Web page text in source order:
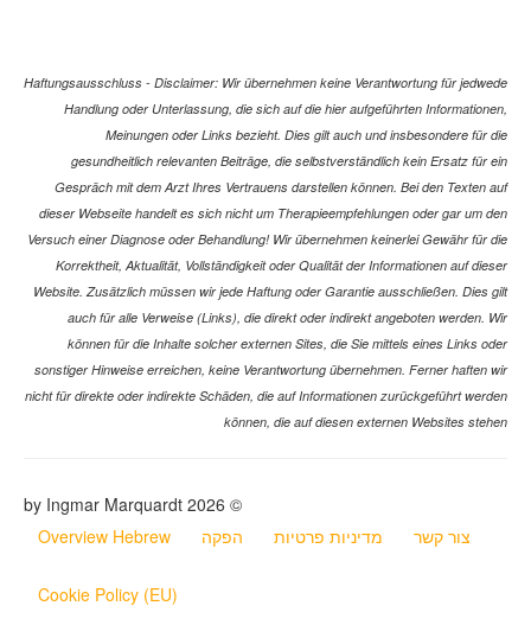
Haftungsausschluss - Disclaimer: Wir übernehmen keine Verantwortung
Handlung oder Unterlassung, die sich auf die hier aufgeführten
Meinungen oder Links bezieht. Dies gilt auch und
gesundheitlich relevanten Beiträge, die selbstverständlich kein
Gespräch mit dem Arzt Ihres Vertrauens darstellen können. Bei
dieser Webseite handelt es sich nicht um Therapieempfehlungen oder
Versuch einer Diagnose oder Behandlung! Wir übernehmen keinerlei
Korrektheit, Aktualität, Vollständigkeit oder Qualität der
Website. Zusätzlich müssen wir jede Haftung oder Garantie
auch für alle Verweise (Links), die direkt oder indirekt angeboten
können für die Inhalte solcher externen Sites, die Sie mittels
sonstiger Hinweise erreichen, keine Verantwortung übernehmen.
nicht für direkte oder indirekte Schäden, die auf Informationen
können, die auf diesen externen
Overview Hebrew
הפקה מדיניות פרטיות
Cookie Policy (EU)